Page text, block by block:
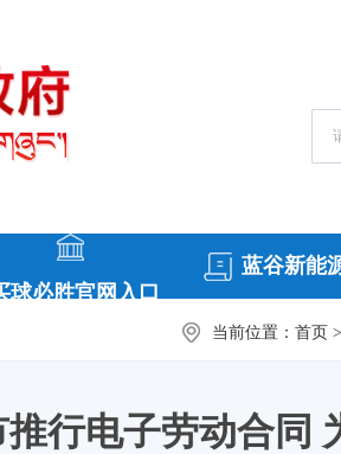
球必胜官网入口
蓝谷新能
当前位置： 首页 >
推行电子劳动合同